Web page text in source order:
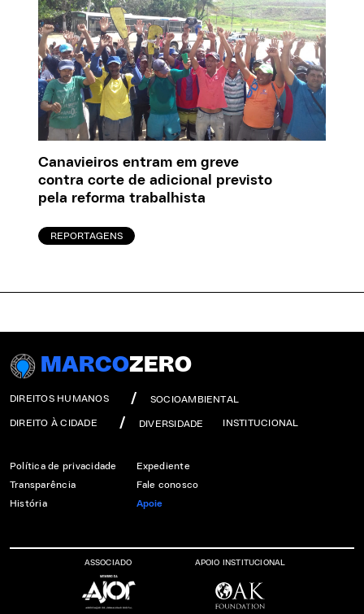
Canavieiros entram em greve
contra corte de adicional previsto
pela reforma trabalhista
REPORTAGENS
MARCOZERO
DIREITOS HUMANOS SOCIOAMBIENTAL
DIREITO À CIDADE DIVERSIDADE INSTITUCIONAL
Política de privacidade
Transparência
História
Expediente
Fale conosco
Apoie
ASSOCIADO APOIO INSTITUCIONAL